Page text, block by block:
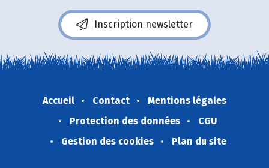
Inscription newsletter
Accueil Contact
Mentions légales
Protection des données
CGU
Gestion des cookies
Plan du site